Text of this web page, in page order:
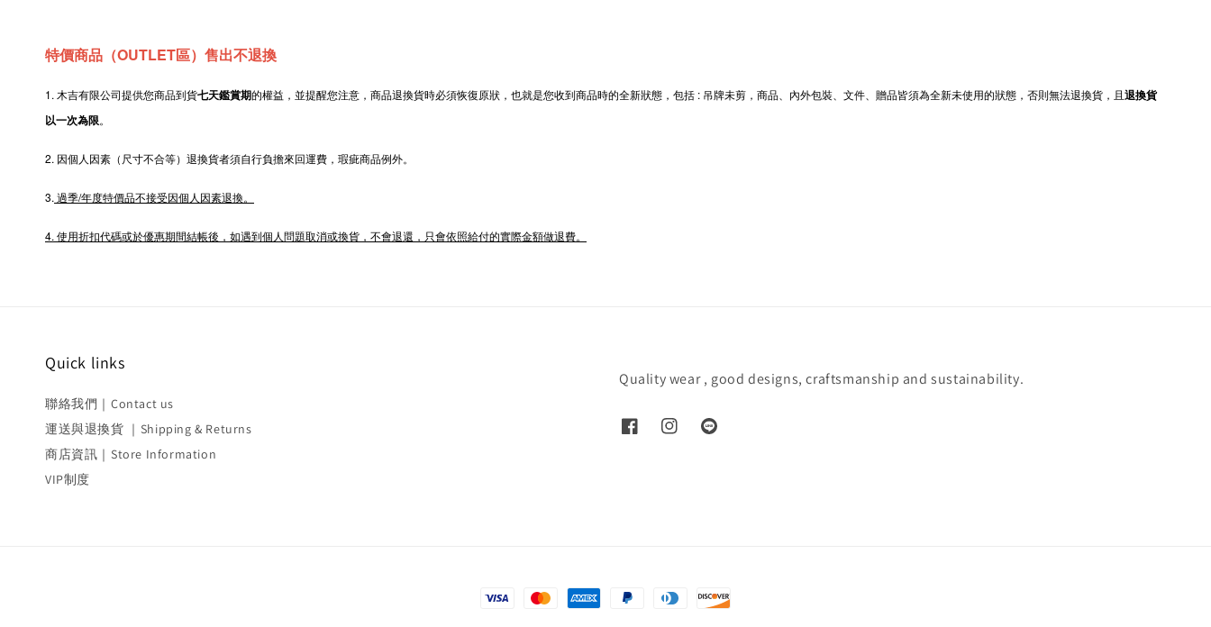
特價商品（OUTLET區）售出不退換
1. 木吉有限公司提供您商品到貨七天鑑賞期的權益，並提醒您注意，商品退換貨時必須恢復原狀，也就是您收到商品時的全新狀態，包括 : 吊牌未剪，商品、內外包裝、文件、贈品皆須為全新未使用的狀態，否則無法退換貨，且退換貨
以一次為限。
2. 因個人因素（尺寸不合等）退換貨者須自行負擔來回運費，瑕疵商品例外。
3. 過季/年度特價品不接受因個人因素退換。
4. 使用折扣代碼或於優惠期間結帳後，如遇到個人問題取消或換貨，不會退還，只會依照給付的實際金額做退費。
Quick links
聯絡我們｜Contact us
運送與退換貨 ｜Shipping & Returns
商店資訊｜Store Information
VIP制度
Quality wear , good designs, craftsmanship and sustainability.